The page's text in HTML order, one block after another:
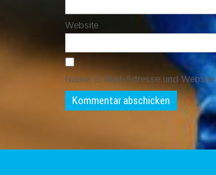
Website
Name, E-Mail-Adresse und